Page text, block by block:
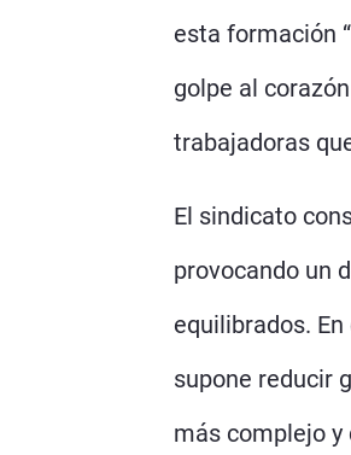
esta formación
golpe al
trabajadoras
El sindicato
provocando un
equilibrados.
supone reducir
más complejo y